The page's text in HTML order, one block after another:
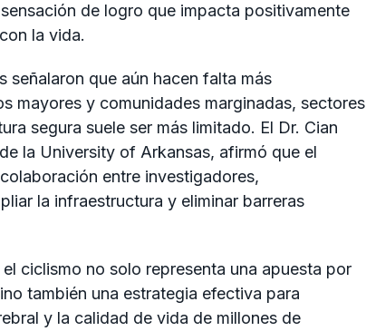
de logro que impacta positivamente
la vida.
señalaron que aún hacen falta más
mayores y comunidades marginadas, sectores
segura suele ser más limitado. El Dr. Cian
la University of Arkansas, afirmó que el
entre investigadores,
la infraestructura y eliminar barreras
ciclismo no solo representa una apuesta por
también una estrategia efectiva para
y la calidad de vida de millones de